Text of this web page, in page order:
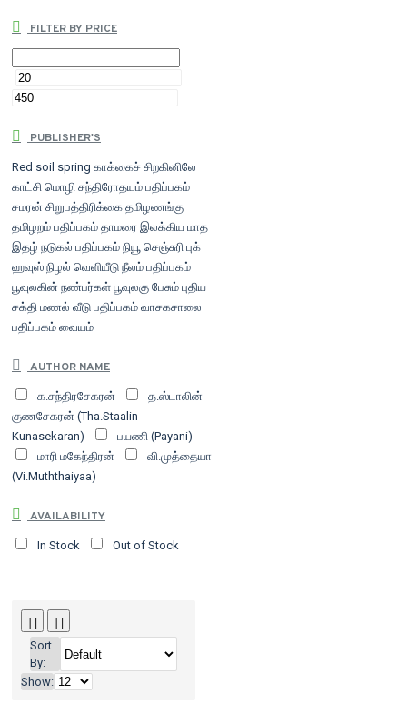
FILTER BY PRICE
PUBLISHER'S
Red soil spring காக்கைச் சிறகினிலே
காட்சி மொழி சந்திரோதயம் பதிப்பகம்
சமரன் சிறுபத்திரிக்கை தமிழணங்கு
தமிழறம் பதிப்பகம் தாமரை இலக்கிய மாத
இதழ் நடுகல் பதிப்பகம் நியூ செஞ்சுரி புக்
ஹவுஸ் நிழல் வெளியீடு நீலம் பதிப்பகம்
பூவுலகின் நண்பர்கள் பூவுலகு பேசும் புதிய
சக்தி மணல் வீடு பதிப்பகம் வாசகசாலை
பதிப்பகம் வையம்
AUTHOR NAME
க.சந்திரசேகரன்
த.ஸ்டாலின்
குணசேகரன் (Tha.Staalin
Kunasekaran)
பயணி (Payani)
மாரி மகேந்திரன்
வி.முத்தையா
(Vi.Muththaiyaa)
AVAILABILITY
In Stock Out of Stock
Sort
By:
Show: